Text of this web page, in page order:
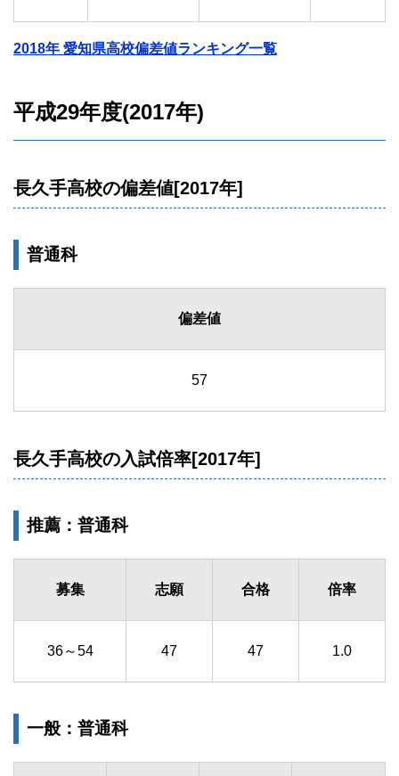
2018年 愛知県高校偏差値ランキング一覧
平成29年度(2017年)
長久手高校の偏差値[2017年]
普通科
偏差値
57
長久手高校の入試倍率[2017年]
推薦：普通科
募集 志願 合格 倍率
36～54 47 47 1.0
一般：普通科